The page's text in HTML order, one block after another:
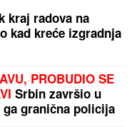
kraj radova na
kad kreće izgradnja
PROBUDIO SE
Srbin završio u
granična policija